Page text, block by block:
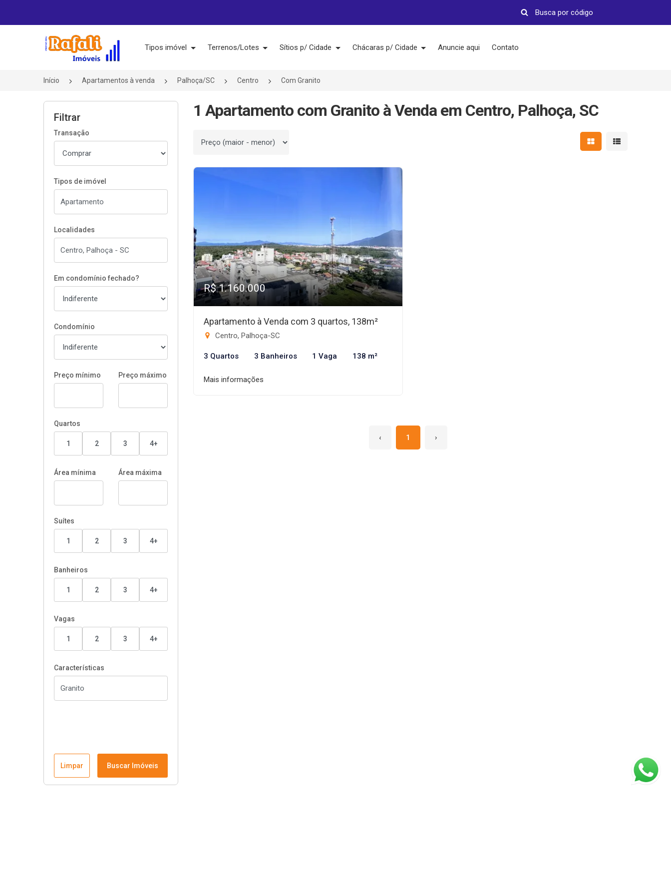
Página inicial
Tipos imóvel Terrenos/Lotes Sítios p/ Cidade Chácaras p/ Cidade Anuncie aqui Contato
Início Apartamentos à venda Palhoça/SC Centro Com Granito
Filtrar
Transação
Tipos de imóvel
Localidades
Em condomínio fechado?
Condomínio
Preço mínimo Preço máximo
Quartos
1 2 3 4+
Área mínima Área máxima
Suítes
1 2 3 4+
Banheiros
1 2 3 4+
Vagas
1 2 3 4+
Características
Limpar Buscar Imóveis
1 Apartamento com Granito à Venda em Centro, Palhoça, SC
Ordenar por Mostrar resultados em
Mostrar
R$ 1.160.000
Apartamento à Venda com 3 quartos, 138m²
Centro, Palhoça-SC
3 Quartos 3 Banheiros 1 Vaga 138 m²
Mais informações
‹ 1 ›